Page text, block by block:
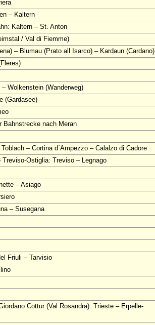
– Kaltern
Kaltern – St. Anton
/ Val di Fiemme)
– Blumau (Prato all Isarco) – Kardaun (Cardano)
Wolkenstein (Wanderweg)
(Gardasee)
Bahnstrecke nach Meran
– Cortina d´Ampezzo – Calalzo di Cadore
Treviso-Ostiglia: Treviso – Legnago
– Asiago
– Susegana
Friuli – Tarvisio
Cottur (Val Rosandra): Trieste – Erpelle-